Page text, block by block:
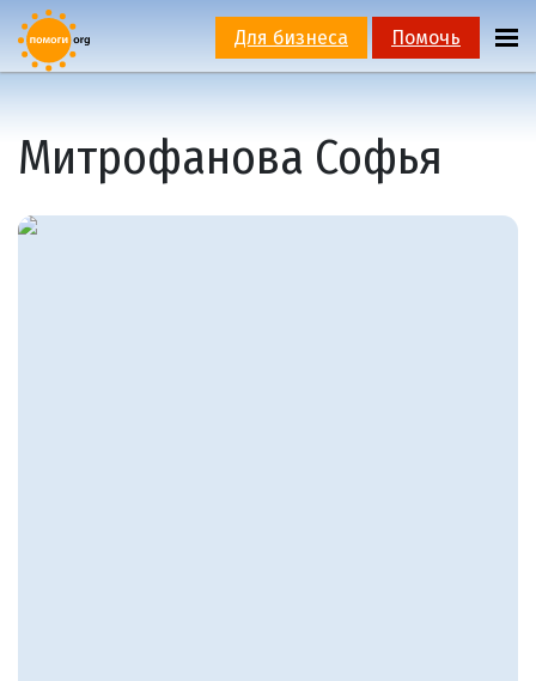
Для бизнеса Помочь
Митрофанова Софья